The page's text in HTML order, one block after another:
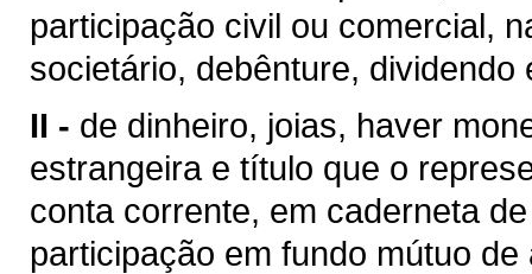
participação civil ou comercial,
societário, debênture,
II - de dinheiro, joias, haver
estrangeira e título que o
conta corrente, em caderneta
participação em fundo mútuo